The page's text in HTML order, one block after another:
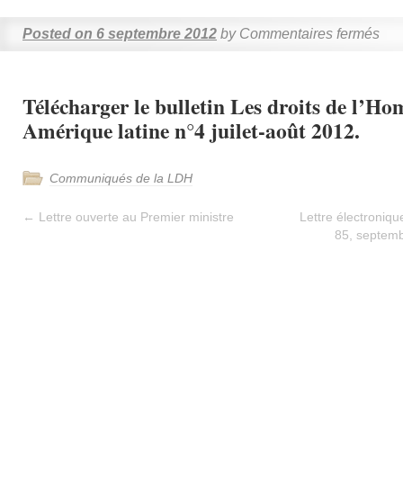
Posted on 6 septembre 2012 by Commentaires fermés
Télécharger le bulletin Les droits de
Amérique latine n°4 juilet-août 2012.
Communiqués de la LDH
← Lettre ouverte au Premier ministre
Lettre
85,